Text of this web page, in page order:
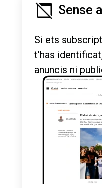
Sense
Si ets
t’has
anuncis ni